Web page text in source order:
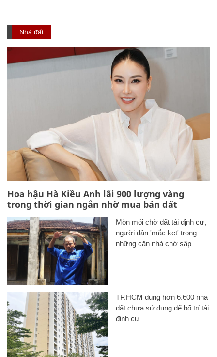
Nhà đất
Hoa hậu Hà Kiều Anh lãi 900 lượng vàng
trong thời gian ngắn nhờ mua bán đất
Mòn mỏi chờ đất tái định cư,
người dân 'mắc kẹt' trong
những căn nhà chờ sập
TP.HCM dùng hơn 6.600 nhà
đất chưa sử dụng để bố trí tái
định cư